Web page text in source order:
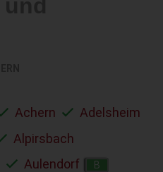
Achern
Adelsheim
Alpirsbach
Aulendorf B